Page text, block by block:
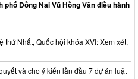
Đồng Nai Vũ Hồng Văn điều hành
Nhất, Quốc hội khóa XVI: Xem xét,
và cho ý kiến lần đầu 7 dự án luật